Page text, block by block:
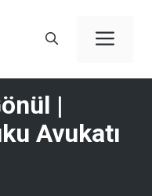
|
Avukatı